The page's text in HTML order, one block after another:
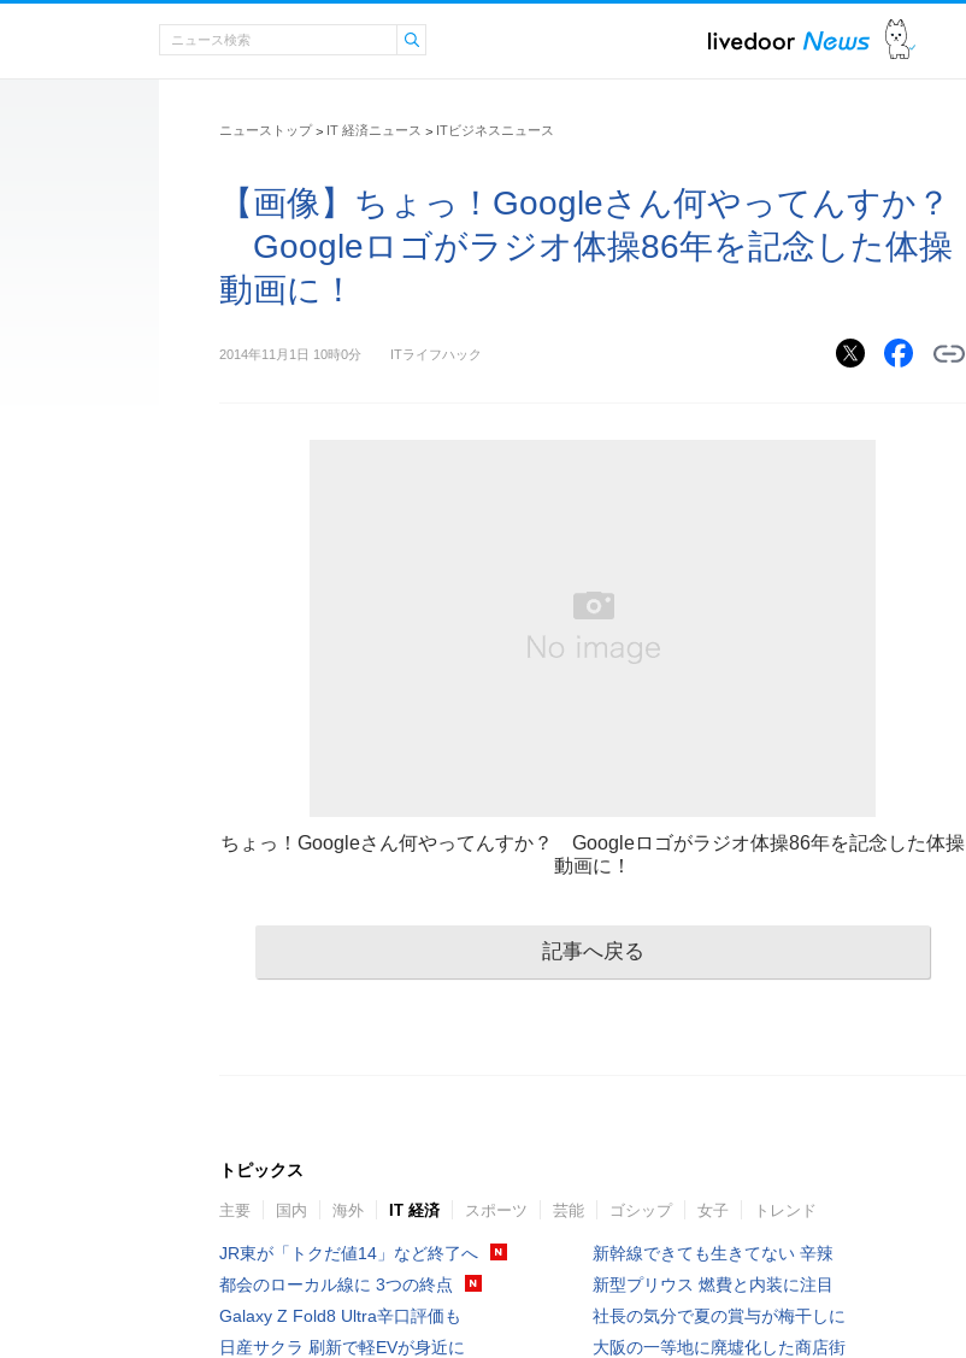
ニューストップ > IT 経済ニュース > ITビジネスニュース
【画像】ちょっ！Googleさん何やってんすか？
Googleロゴがラジオ体操86年を記念した体操
動画に！
2014年11月1日 10時0分 ITライフハック
ちょっ！Googleさん何やってんすか？ Googleロゴがラジオ体操86年を記念した体操
動画に！
記事へ戻る
トピックス
主要 国内 海外 IT 経済 スポーツ 芸能 ゴシップ 女子 トレンド
JR東が「トクだ値14」など終了へ
都会のローカル線に 3つの終点
Galaxy Z Fold8 Ultra辛口評価も
日産サクラ 刷新で軽EVが身近に
新幹線できても生きてない 辛辣
新型プリウス 燃費と内装に注目
社長の気分で夏の賞与が梅干しに
大阪の一等地に廃墟化した商店街